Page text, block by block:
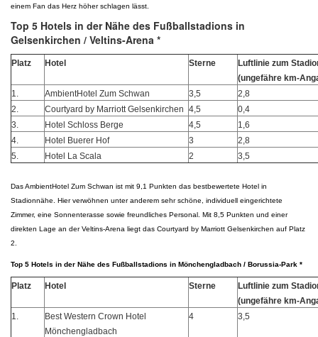
einem Fan das Herz höher schlagen lässt.
Top 5 Hotels in der Nähe des Fußballstadions in
Gelsenkirchen / Veltins-Arena *
Platz Hotel Sterne
Luftlinie zum
(ungefähre km-
1.
AmbientHotel Zum Schwan 3,5
2,8
2.
Courtyard by Marriott Gelsenkirchen 4,5
0,4
3.
Hotel Schloss Berge 4,5
1,6
4.
Hotel Buerer Hof 3
2,8
5.
Hotel La Scala 2 3,5
Das AmbientHotel Zum Schwan ist mit 9,1 Punkten das bestbewertete Hotel in
Stadionnähe. Hier verwöhnen unter anderem sehr schöne, individuell eingerichtete
Zimmer, eine Sonnenterasse sowie freundliches Personal. Mit 8,5 Punkten und einer
direkten Lage an der Veltins-Arena liegt das Courtyard by Marriott Gelsenkirchen auf Platz
2.
Top 5 Hotels in der Nähe des Fußballstadions in Mönchengladbach / Borussia-Park *
Platz Hotel Sterne
Luftlinie zum
(ungefähre km-
1.
Best Western Crown Hotel
Mönchengladbach
4 3,5